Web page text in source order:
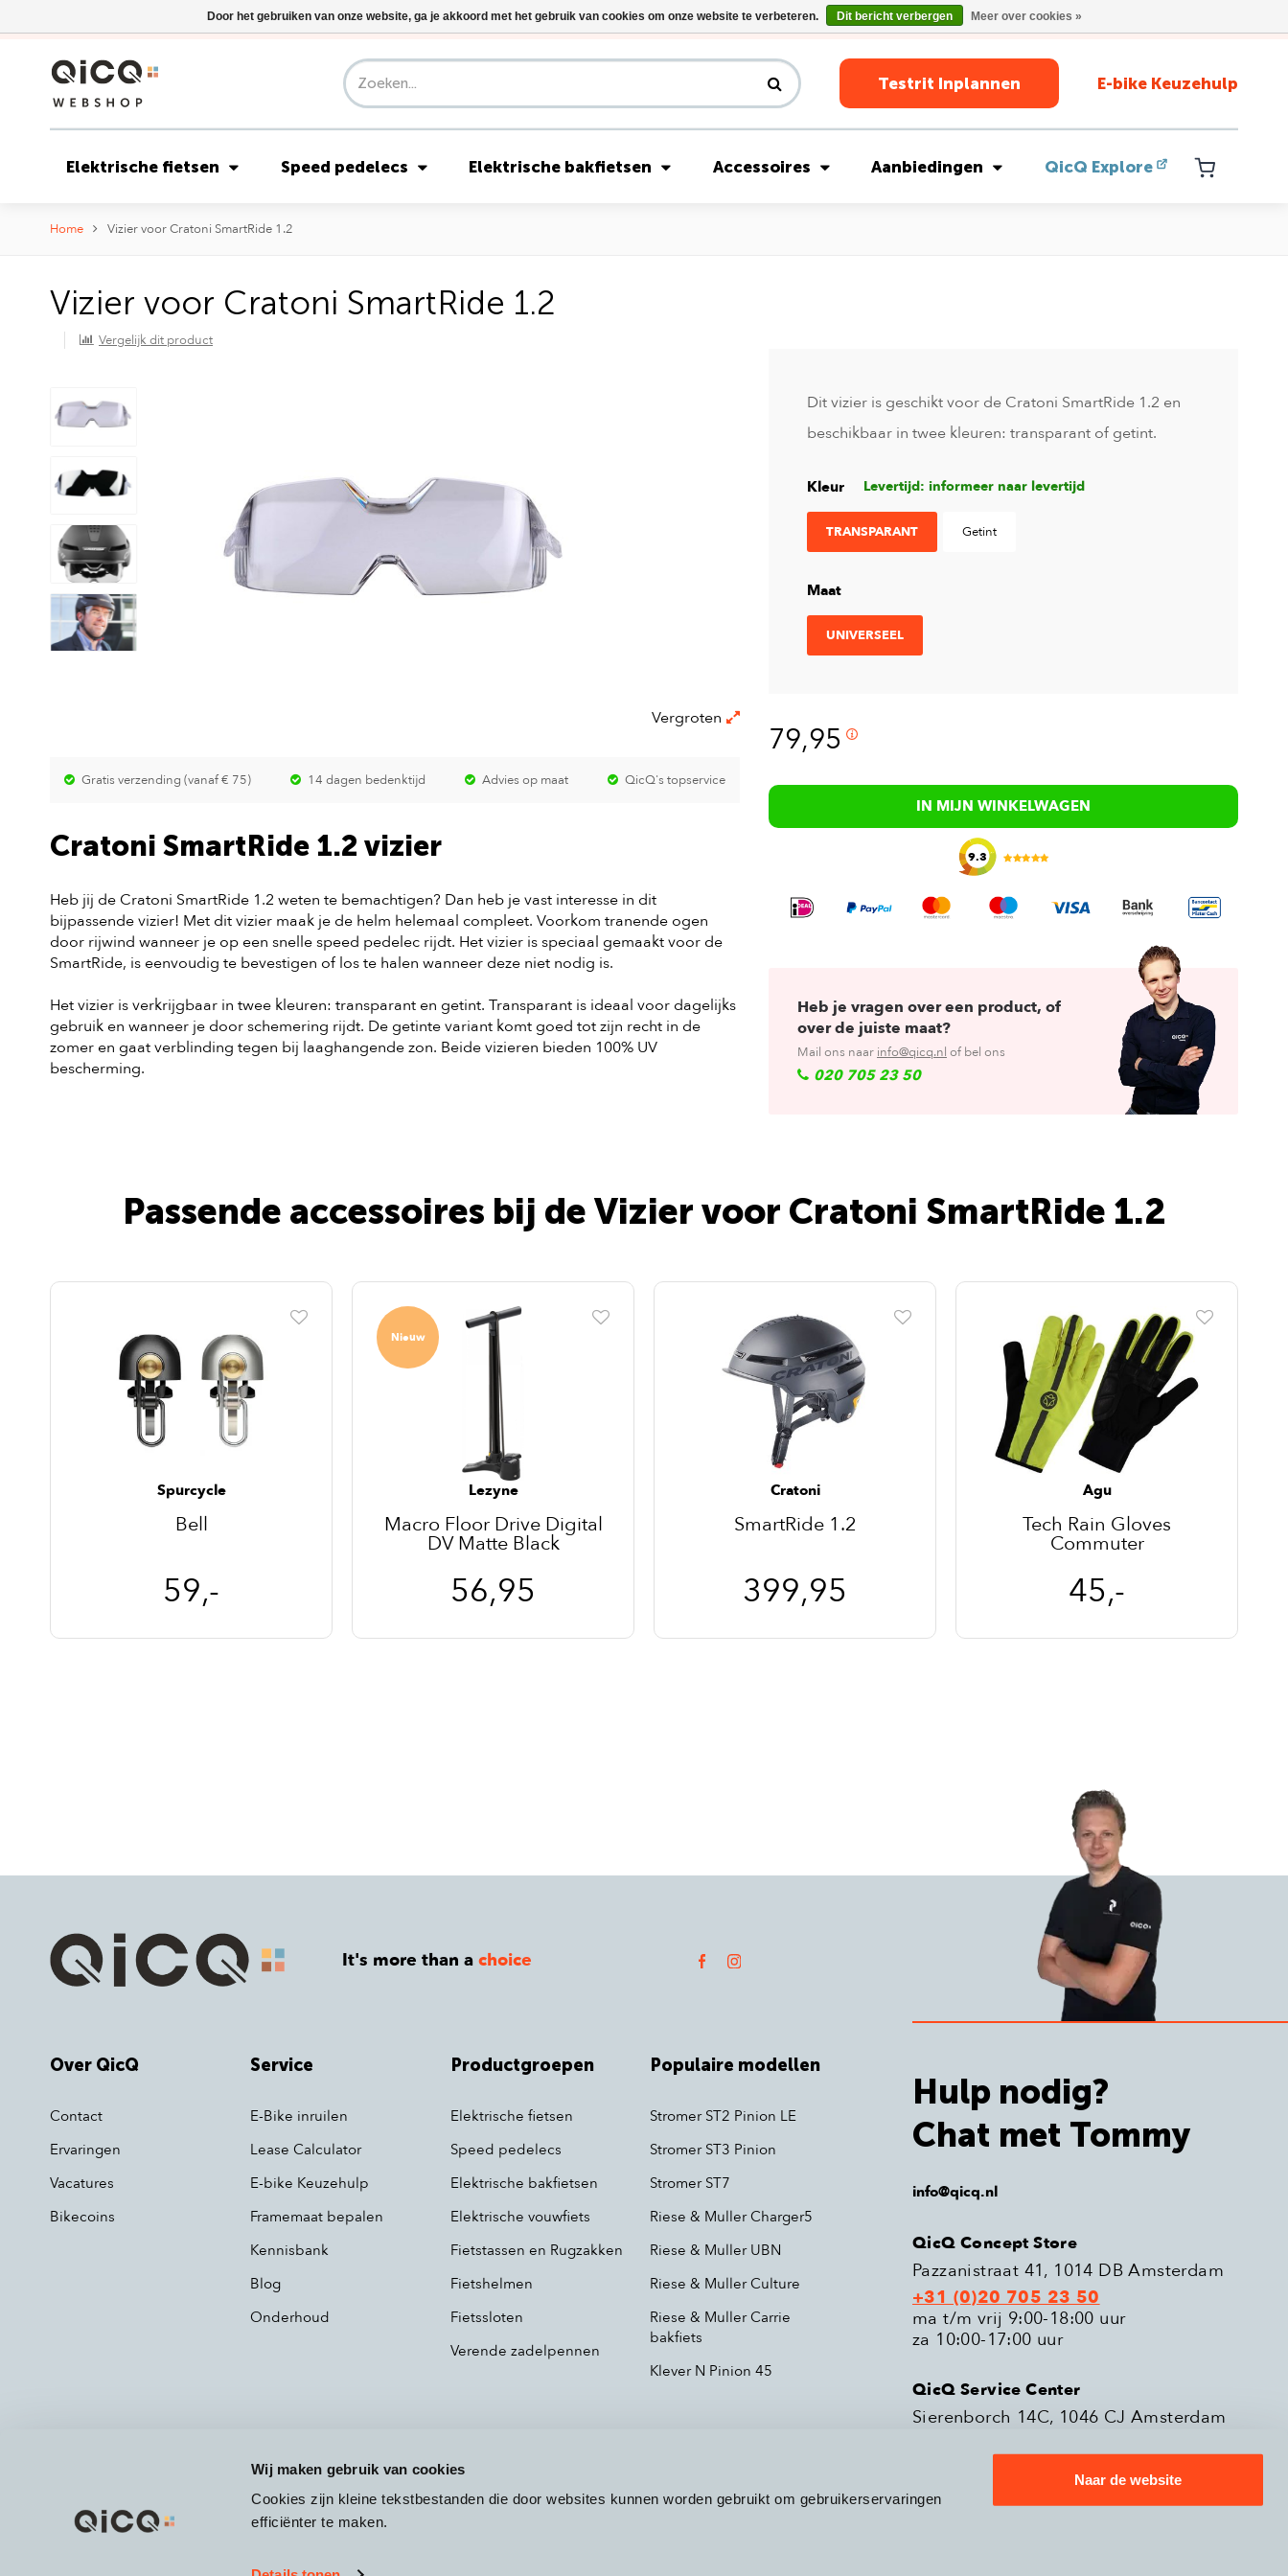
Wij maken gebruik van cookies
Cookies zijn kleine tekstbestanden die door websites kunnen worden gebruikt om gebruikerservaringen
efficiënter te maken.
Naar de website
Riese & Müller Nevo5 Silent Core nu direct uit voorraad leverbaar!
Testrit Inplannen E-bike Keuzehulp
Elektrische fietsen Speed pedelecs Elektrische bakfietsen Accessoires Aanbiedingen QicQ Explore
Home Vizier voor Cratoni SmartRide 1.2
Vizier voor Cratoni SmartRide 1.2
Vergelijk dit product
Vergroten
Gratis verzending (vanaf € 75) 14 dagen bedenktijd Advies op maat QicQ's topservice
Cratoni SmartRide 1.2 vizier
Heb jij de Cratoni SmartRide 1.2 weten te bemachtigen? Dan heb je vast interesse in dit
bijpassende vizier! Met dit vizier maak je de helm helemaal compleet. Voorkom tranende ogen
door rijwind wanneer je op een snelle speed pedelec rijdt. Het vizier is speciaal gemaakt voor de
SmartRide, is eenvoudig te bevestigen of los te halen wanneer deze niet nodig is.
Het vizier is verkrijgbaar in twee kleuren: transparant en getint. Transparant is ideaal voor dagelijks
gebruik en wanneer je door schemering rijdt. De getinte variant komt goed tot zijn recht in de
zomer en gaat verblinding tegen bij laaghangende zon. Beide vizieren bieden 100% UV
bescherming.
Dit vizier is geschikt voor de Cratoni SmartRide 1.2 en
beschikbaar in twee kleuren: transparant of getint.
Kleur Levertijd: informeer naar levertijd
TRANSPARANT Getint
Maat
UNIVERSEEL
79,95
IN MIJN WINKELWAGEN
9.3
Heb je vragen over een product, of
over de juiste maat?
Mail ons naar info@qicq.nl of bel ons
020 705 23 50
Passende accessoires bij de Vizier voor Cratoni SmartRide 1.2
Spurcycle
Bell
59,-
Nieuw
Lezyne
Macro Floor Drive Digital
DV Matte Black
56,95
Cratoni
SmartRide 1.2
399,95
Agu
Tech Rain Gloves
Commuter
45,-
It's more than achoice
Over QicQ
Contact
Ervaringen
Vacatures
Bikecoins
Service
E-Bike inruilen
Lease Calculator
E-bike Keuzehulp
Framemaat bepalen
Kennisbank
Blog
Onderhoud
Productgroepen
Elektrische fietsen
Speed pedelecs
Elektrische bakfietsen
Elektrische vouwfiets
Fietstassen en Rugzakken
Fietshelmen
Fietssloten
Verende zadelpennen
Populaire modellen
Stromer ST2 Pinion LE
Stromer ST3 Pinion
Stromer ST7
Riese & Muller Charger5
Riese & Muller UBN
Riese & Muller Culture
Riese & Muller Carrie
bakfiets
Klever N Pinion 45
Hulp nodig?
Chat met Tommy
info@qicq.nl
QicQ Concept Store
Pazzanistraat 41, 1014 DB Amsterdam
+31 (0)20 705 23 50
ma t/m vrij 9:00-18:00 uur
za 10:00-17:00 uur
QicQ Service Center
Sierenborch 14C, 1046 CJ Amsterdam
Door het gebruiken van onze website, ga je akkoord met het gebruik van cookies om onze website te verbeteren. Dit bericht verbergen Meer over cookies »